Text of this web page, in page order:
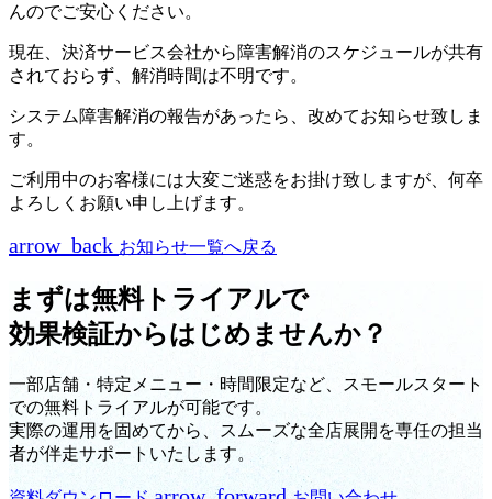
んのでご安心ください。
現在、決済サービス会社から障害解消のスケジュールが共有
されておらず、解消時間は不明です。
システム障害解消の報告があったら、改めてお知らせ致しま
す。
ご利用中のお客様には大変ご迷惑をお掛け致しますが、何卒
よろしくお願い申し上げます。
arrow_back お知らせ一覧へ戻る
まずは無料トライアルで
効果検証からはじめませんか？
一部店舗・特定メニュー・時間限定など、スモールスタート
での無料トライアルが可能です。
実際の運用を固めてから、スムーズな全店展開を専任の担当
者が伴走サポートいたします。